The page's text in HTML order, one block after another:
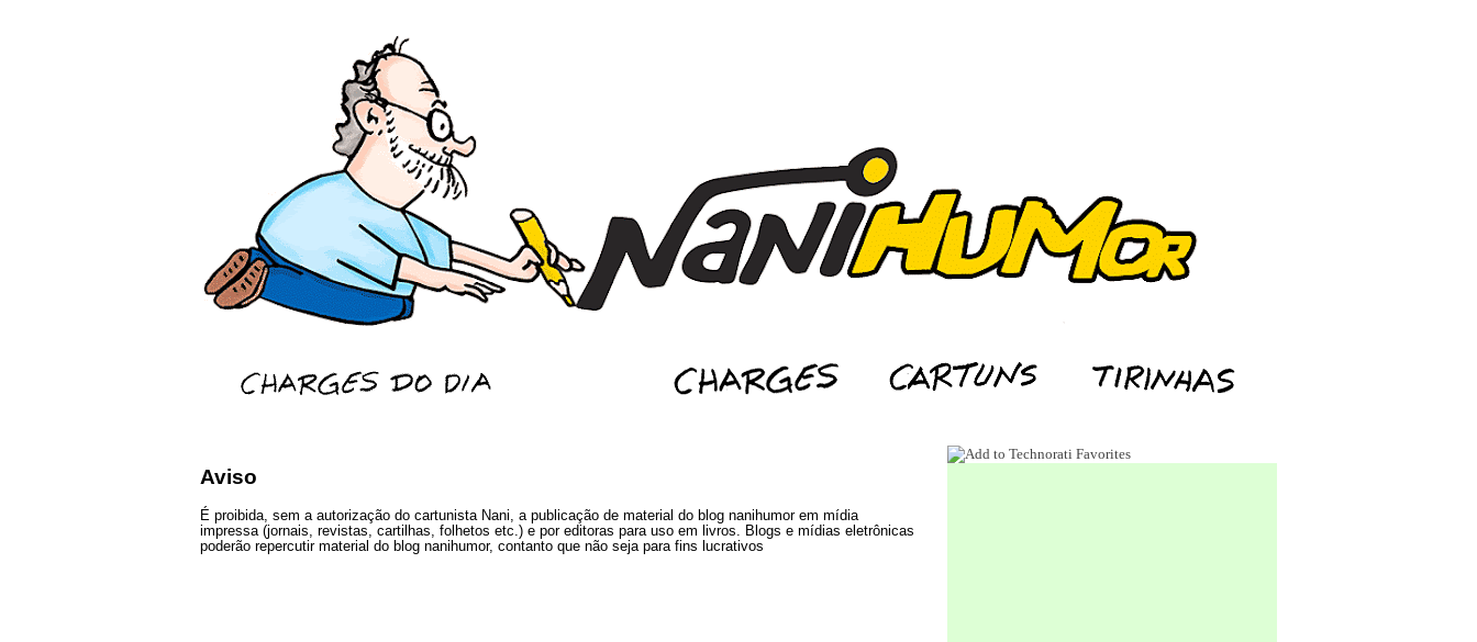
Aviso
É proibida, sem a autorização do cartunista Nani, a publicação de material do blog nanihumor em mídia
impressa (jornais, revistas, cartilhas, folhetos etc.) e por editoras para uso em livros. Blogs e mídias eletrônicas
poderão repercutir material do blog nanihumor, contanto que não seja para fins lucrativos